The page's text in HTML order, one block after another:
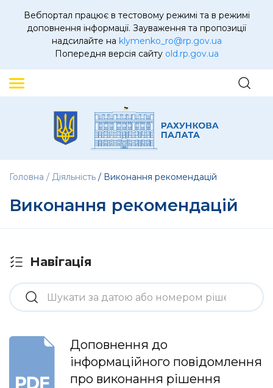
Вебпортал працює в тестовому режимі та в режимі
доповнення інформації. Зауваження та пропозиції
надсилайте на klymenko_ro@rp.gov.ua
Попередня версія сайту old.rp.gov.ua
Головна Діяльність Виконання рекомендацій
Виконання рекомендацій
Навігація
Доповнення до
інформаційного повідомлення
про виконання рішення